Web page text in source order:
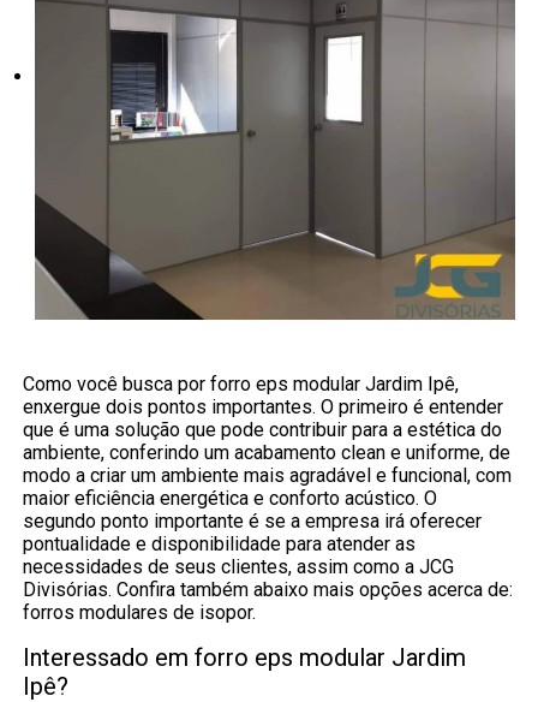
Como você busca por forro eps modular Jardim Ipê,
enxergue dois pontos importantes. O primeiro é entender
que é uma solução que pode contribuir para a estética do
ambiente, conferindo um acabamento clean e uniforme, de
modo a criar um ambiente mais agradável e funcional, com
maior eficiência energética e conforto acústico. O
segundo ponto importante é se a empresa irá oferecer
pontualidade e disponibilidade para atender as
necessidades de seus clientes, assim como a JCG
Divisórias. Confira também abaixo mais opções acerca de:
forros modulares de isopor.
Interessado em forro eps modular Jardim
Ipê?